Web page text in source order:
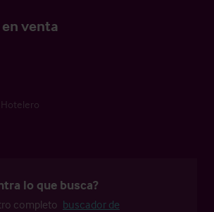
venta
lo que busca?
completo buscador de